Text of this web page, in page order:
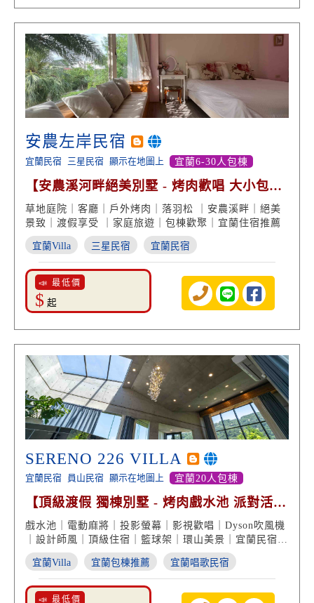
安農左岸民宿
宜蘭民宿 三星民宿 顯示在地圖上 宜蘭6-30人包棟
【安農溪河畔絕美別墅 - 烤肉歡唱 大小包棟
都ＯＫ】
草地庭院｜客廳｜戶外烤肉｜落羽松 ｜安農溪畔｜絕美
景致｜渡假享受 ｜家庭旅遊｜包棟歡聚｜宜蘭住宿推薦
宜蘭Villa 三星民宿 宜蘭民宿
📣 最低價
$ 起
SERENO 226 VILLA
宜蘭民宿 員山民宿 顯示在地圖上 宜蘭20人包棟
【頂級渡假 獨棟別墅 - 烤肉戲水池 派對活動
品味住宿】
戲水池｜電動麻將｜投影螢幕｜影視歡唱｜Dyson吹風機
｜設計師風｜頂級住宿｜籃球架｜環山美景｜宜蘭民宿
Villa推薦
宜蘭Villa 宜蘭包棟推薦 宜蘭唱歌民宿
📣 最低價